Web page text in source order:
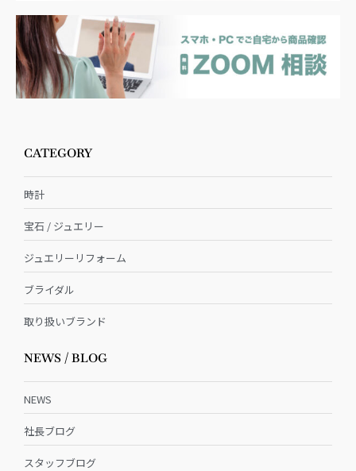
CATEGORY
時計
宝石 / ジュエリー
ジュエリーリフォーム
ブライダル
取り扱いブランド
NEWS / BLOG
NEWS
社長ブログ
スタッフブログ